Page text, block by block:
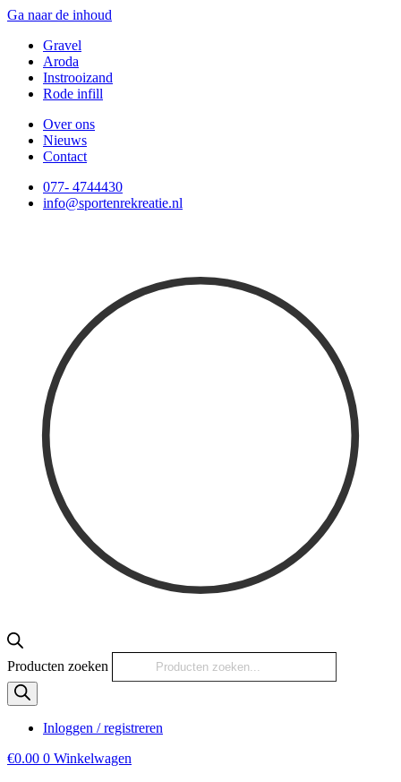
Ga naar de inhoud
Gravel
Aroda
Instrooizand
Rode infill
Over ons
Nieuws
Contact
077- 4744430
info@sportenrekreatie.nl
Producten zoeken
Inloggen / registreren
€0.00 0 Winkelwagen